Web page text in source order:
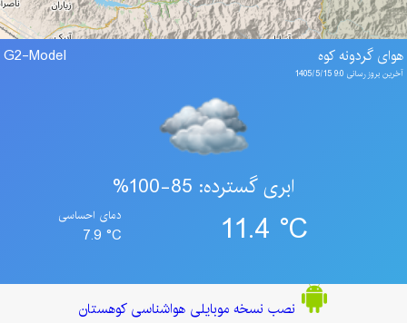
هوای گردونه کوه G2-Model
آخرین بروز رسانی 9:0 1405/5/15
ابری گسترده: 85-100%
11.4 °C دمای احساسی
7.9 °C
نصب نسخه موبایلی هواشناسی کوهستان